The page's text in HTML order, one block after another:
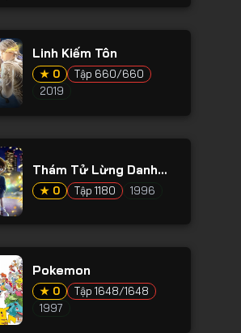
Linh Kiếm Tôn
★ 0
Tập 660/660
2019
Thám Tử Lừng Danh
Conan
★ 0 Tập 1180 1996
Pokemon
★ 0
Tập 1648/1648
1997